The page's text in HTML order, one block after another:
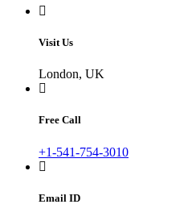
Visit Us
London, UK
Free Call
+1-541-754-3010
Email ID